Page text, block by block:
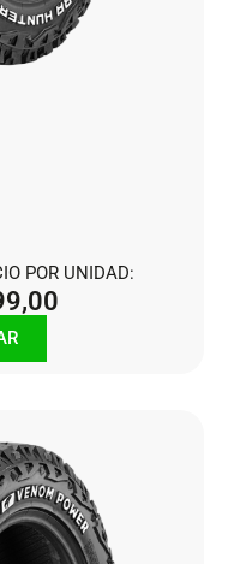
POR UNIDAD: